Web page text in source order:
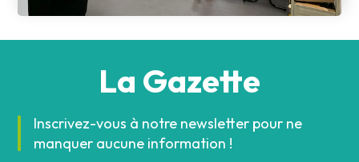
La Gazette
Inscrivez-vous à notre newsletter pour ne
manquer aucune information !